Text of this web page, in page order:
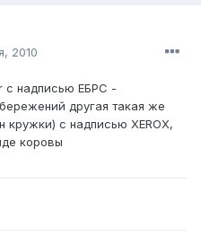
2010
с надписью ЕБРС -
другая такая же
кружки) с надписью XEROX,
коровы